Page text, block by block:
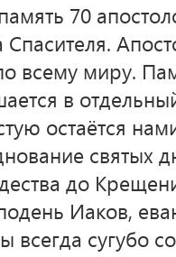
70
Спасителя.
всему миру.
в
остаётся
святых
до
Иаков,
сугубо